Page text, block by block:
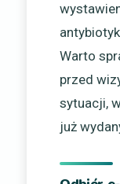
Warto
przed
sytuacji,
już